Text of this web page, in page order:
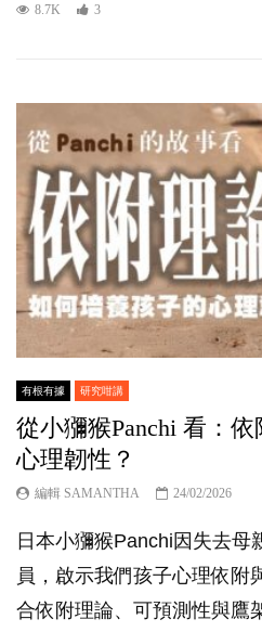
8.7K 3
有根有據 研究咁講
從小獼猴Panchi 看：
心理韌性？
編輯 SAMANTHA 24/02/2026
日本小獼猴Panchi因失去母
員，啟示我們孩子心理依附
合依附理論、可預測性與鷹